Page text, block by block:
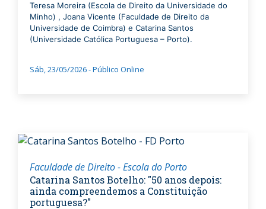
Teresa Moreira (Escola de Direito da Universidade do
Minho) , Joana Vicente (Faculdade de Direito da
Universidade de Coimbra) e Catarina Santos
(Universidade Católica Portuguesa – Porto).
Sáb, 23/05/2026 - Público Online
Faculdade de Direito - Escola do Porto
Catarina Santos Botelho: "50 anos depois:
ainda compreendemos a Constituição
portuguesa?"